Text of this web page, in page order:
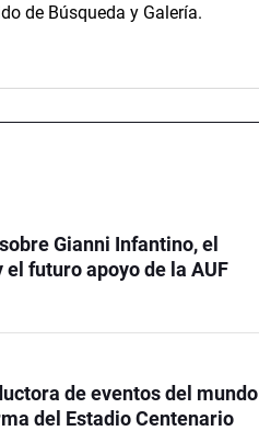
de Búsqueda y Galería.
Gianni Infantino, el
futuro apoyo de la AUF
de eventos del mundo
del Estadio Centenario